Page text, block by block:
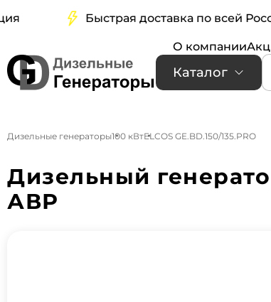
Быстрая доставка по всей России
О компании
Каталог
Дизельные генераторы100 кВтELCOS GE.BD.150/135.PRO
Дизельный
АВР